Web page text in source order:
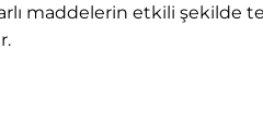
maddelerin etkili şekilde